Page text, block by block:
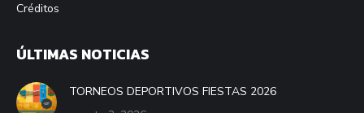
Créditos
ÚLTIMAS NOTICIAS
TORNEOS DEPORTIVOS FIESTAS 2026